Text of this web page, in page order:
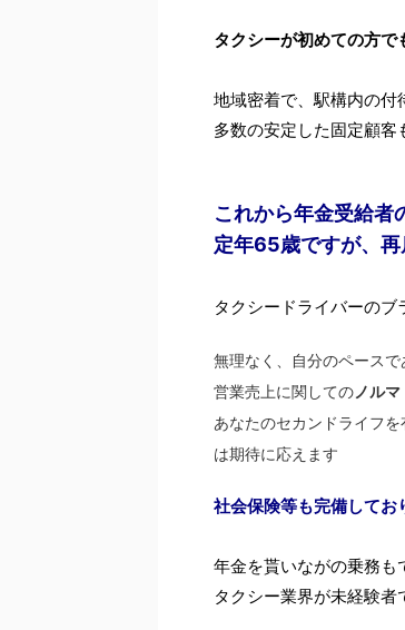
タクシーが初めての方
地域密着で、駅構内の付
多数の安定した固定顧
これから年金受給者
定年65歳ですが、
タクシードライバーの
無理なく、
自分のペース
営業売上に関してのノルマ
あなたのセカンドライフ
は期待に応えます
社会保険等も完備してお
年金を貰いながの乗務も
タクシー業界が未経験